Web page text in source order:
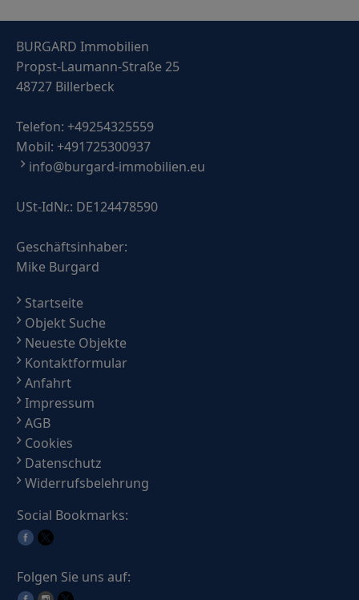
BURGARD Immobilien
Propst-Laumann-Straße 25
48727 Billerbeck
Telefon: +49254325559
Mobil: +491725300937
info@burgard-immobilien.eu
USt-IdNr.: DE124478590
Geschäftsinhaber:
Mike Burgard
Startseite
Objekt Suche
Neueste Objekte
Kontaktformular
Anfahrt
Impressum
AGB
Cookies
Datenschutz
Widerrufsbelehrung
Social Bookmarks:
Folgen Sie uns auf: